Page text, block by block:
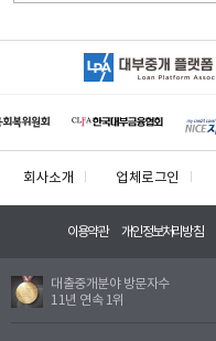
회사소개 업체로그인
이용약관 개인정보처리방침
대출중개분야 방문자수
11년 연속 1위